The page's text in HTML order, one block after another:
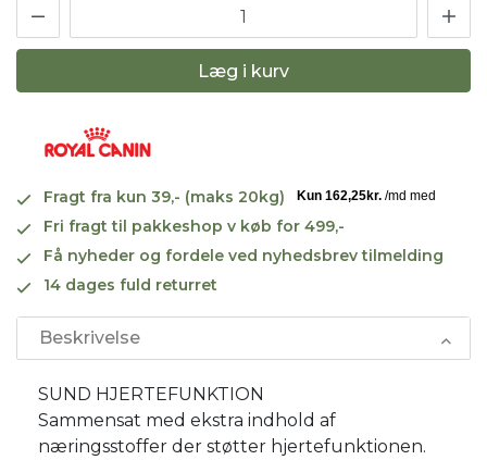
Læg i kurv
Fragt fra kun 39,- (maks 20kg)
Fri fragt til pakkeshop v køb for 499,-
Få nyheder og fordele ved nyhedsbrev tilmelding
14 dages fuld returret
Beskrivelse
SUND HJERTEFUNKTION
Sammensat med ekstra indhold af
næringsstoffer der støtter hjertefunktionen.